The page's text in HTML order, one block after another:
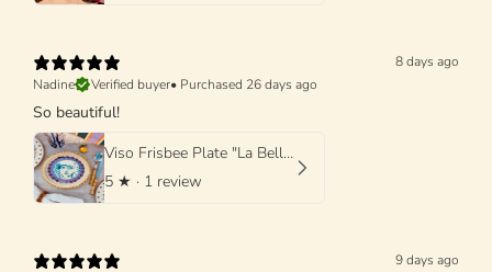
8 days ago
Nadine
Verified buyer• Purchased 26 days ago
So beautiful!
Viso Frisbee Plate "La Bella Donna di Grottaglie" 25cm
5 ★ · 1 review
9 days ago